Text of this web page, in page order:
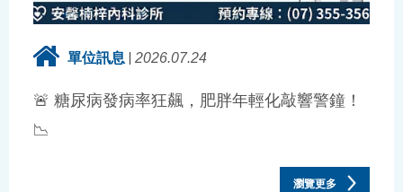
單位訊息 2026.07.24
🚨 糖尿病發病率狂飆，肥胖年輕化敲響警鐘！
📉
瀏覽更多